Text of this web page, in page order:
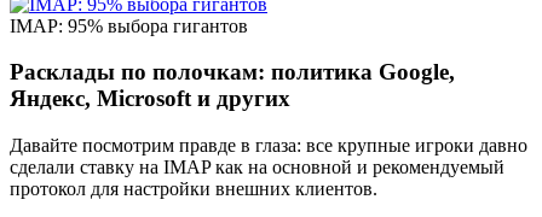
IMAP: 95% выбора гигантов
Расклады по полочкам: политика Google,
Яндекс, Microsoft и других
Давайте посмотрим правде в глаза: все крупные игроки давно
сделали ставку на IMAP как на основной и рекомендуемый
протокол для настройки внешних клиентов.